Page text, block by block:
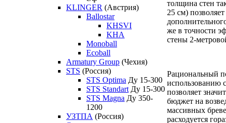
KLINGER (Австрия)
Ballostar
KHSVI
KHA
Monoball
Ecoball
Armatury Group (Чехия)
STS (Россия)
STS Optima Ду 15-300
STS Standart Ду 15-300
STS Magna Ду 350-
1200
УЗТПА (Россия)
толщина стен
25 см)
же в точности
стены 2-
Рациональный
использованию
позволяет
бюджет на
массивных
расходуется